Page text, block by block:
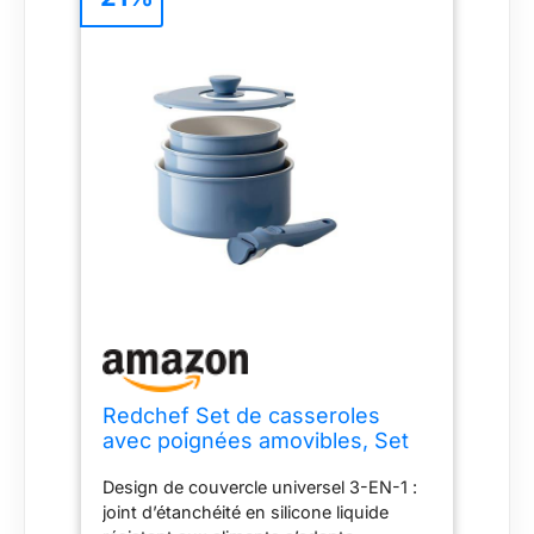
Redchef Set de casseroles
avec poignées amovibles, Set
antiadhésive 16/18/20cm et
couvercles 3-EN-1, Casseroles
Design de couvercle universel 3-EN-1 :
joint d’étanchéité en silicone liquide